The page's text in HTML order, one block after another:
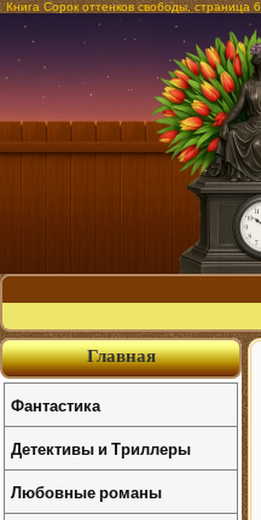
Книга Сорок оттенков свободы, страница
Главная
Фантастика
Детективы и Триллеры
Любовные романы